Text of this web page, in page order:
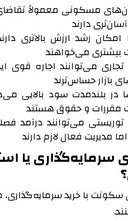
مسکونی معمولاً
دارند
امکان رشد ارزش بالاتری
بیشتری می‌خواهند
تجاری می‌توانند اجاره قوی
بازار حساس‌ترند
در بلندمدت سود بالایی
مقررات و حقوق هستند
توریستی می‌توانند درآمد
مدیریت فعال لازم دارند
سرمایه‌گذاری یا
سکونت با خرید سرمایه‌گذاری،